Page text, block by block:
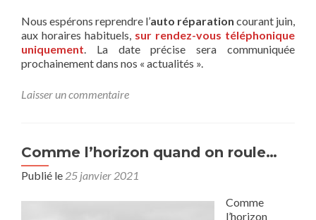
Nous espérons reprendre l’auto réparation courant juin,
aux horaires habituels, sur rendez-vous téléphonique
uniquement . La date précise sera communiquée
prochainement dans nos « actualités ».
Laisser un commentaire
Comme l’horizon quand on roule…
Publié le 25 janvier 2021
Comme
l’horizon